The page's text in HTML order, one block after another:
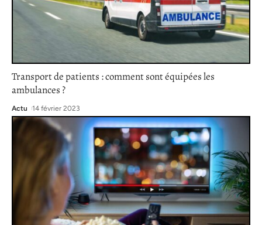
Transport de patients : comment sont équipées les
ambulances ?
Actu 14 février 2023